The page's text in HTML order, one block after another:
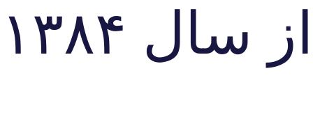
از سال ۱۳۸۴